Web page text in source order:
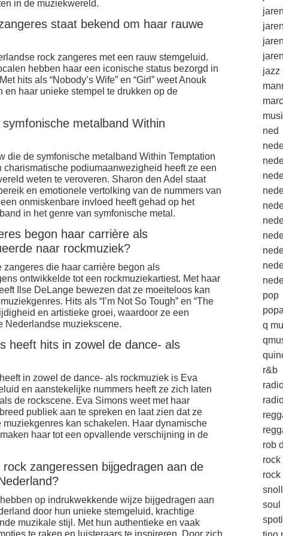
in de muziekwereld.
staat bekend om haar rauwe
rock zangeres met een rauw stemgeluid.
hebben haar een iconische status bezorgd in
hits als “Nobody’s Wife” en “Girl” weet Anouk
en haar unieke stempel te drukken op de
metalband Within
die de symfonische metalband Within Temptation
charismatische podiumaanwezigheid heeft ze een
weten te veroveren. Sharon den Adel staat
en emotionele vertolking van de nummers van
onmiskenbare invloed heeft gehad op het
in het genre van symfonische metal.
begon haar carrière als
naar rockmuziek?
die haar carrière begon als
ontwikkelde tot een rockmuziekartiest. Met haar
Ilse DeLange bewezen dat ze moeiteloos kan
Hits als “I’m Not So Tough” en “The
en artistieke groei, waardoor ze een
Nederlandse muziekscene.
heeft hits in zowel de dance- als
in zowel de dance- als rockmuziek is Eva
en aanstekelijke nummers heeft ze zich laten
de rockscene. Eva Simons weet met haar
publiek aan te spreken en laat zien dat ze
kan schakelen. Haar dynamische
haar tot een opvallende verschijning in de
zangeressen bijgedragen aan de
op indrukwekkende wijze bijgedragen aan
door hun unieke stemgeluid, krachtige
muzikale stijl. Met hun authentieke en vaak
jazz
ned
pop
q
r&b
rob
rock
soul